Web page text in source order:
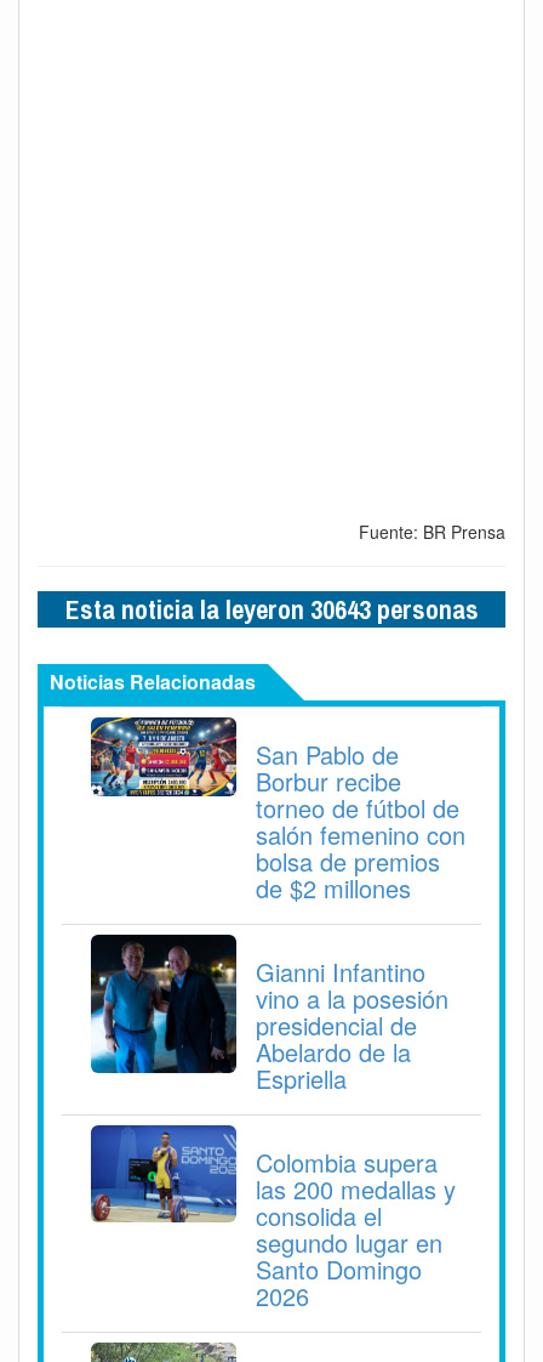
Fuente: BR Prensa
Esta noticia la leyeron 30643 personas
Noticias Relacionadas
San Pablo de
Borbur recibe
torneo de fútbol de
salón femenino con
bolsa de premios
de $2 millones
Gianni Infantino
vino a la posesión
presidencial de
Abelardo de la
Espriella
Colombia supera
las 200 medallas y
consolida el
segundo lugar en
Santo Domingo
2026